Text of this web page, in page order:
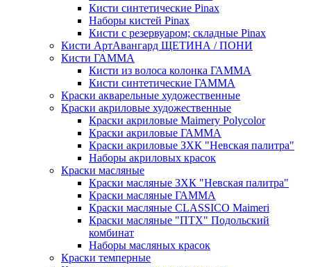
Кисти синтетические Pinax
Наборы кистей Pinax
Кисти с резервуаром; складные Pinax
Кисти АртАвангард ЩЕТИНА / ПОНИ
Кисти ГАММА
Кисти из волоса колонка ГАММА
Кисти синтетические ГАММА
Краски акварельные художественные
Краски акриловые художественные
Краски акриловые Maimery Polycolor
Краски акриловые ГАММА
Краски акриловые ЗХК "Невская палитра"
Наборы акриловых красок
Краски масляные
Краски масляные ЗХК "Невская палитра"
Краски масляные ГАММА
Краски масляные CLASSICO Maimeri
Краски масляные "ПТХ" Подольский
комбинат
Наборы масляных красок
Краски темперные